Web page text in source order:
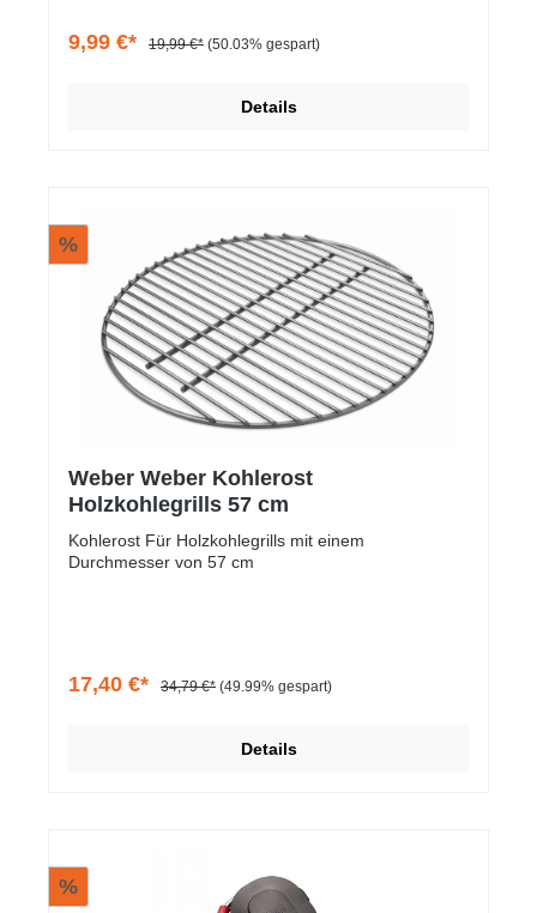
9,99 €* 19,99 €* (50.03% gespart)
Details
%
Weber Weber Kohlerost
Holzkohlegrills 57 cm
Kohlerost Für Holzkohlegrills mit einem
Durchmesser von 57 cm
17,40 €* 34,79 €* (49.99% gespart)
Details
%